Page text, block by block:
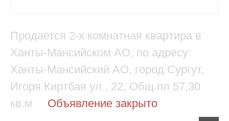
Продается 2-х комнатная квартира в
Ханты-Мансийском АО, по адресу:
Ханты-Мансийский АО, город Сургут,
Игоря Киртбая ул., 22, Общ.пл 57,30
кв.м
Объявление закрыто